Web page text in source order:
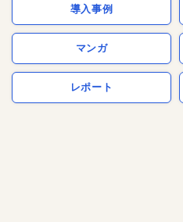
導入事例
マンガ
レポート